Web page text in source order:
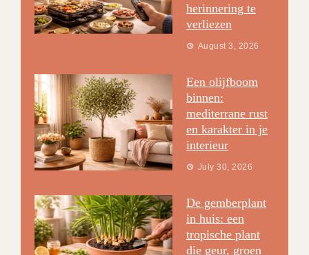
herinnering te
verliezen
August 3, 2026
Een olijfboom
binnen:
mediterrane rust
en karakter in je
interieur
July 30, 2026
De gemberplant
in huis: een
tropische plant
die geur, groen